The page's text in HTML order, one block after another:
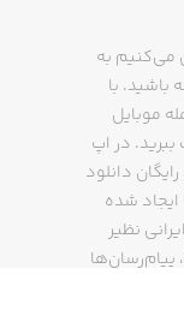
می‌کنیم به
باشید. با
موبایل
در اپ
دانلود
کنید و از مشکلاتی که برای کاربران ایرانی سیستم عامل iOS ایجاد شده
نظیر
پیام‌رسان‌ها